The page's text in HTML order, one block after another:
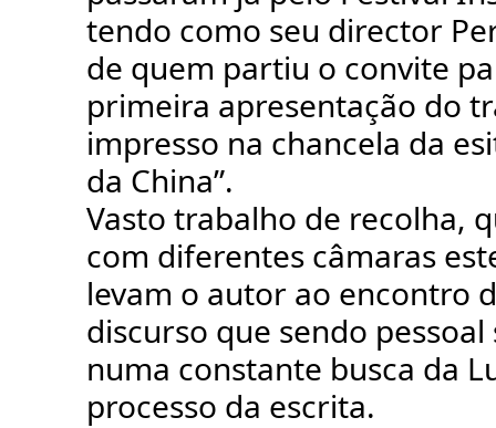
tendo como seu director
de quem partiu o convite
primeira apresentação do
impresso na chancela da
da China”.
Vasto trabalho de recolha,
com diferentes câmaras
levam o autor ao encontro
discurso que sendo
numa constante busca da
processo da escrita.